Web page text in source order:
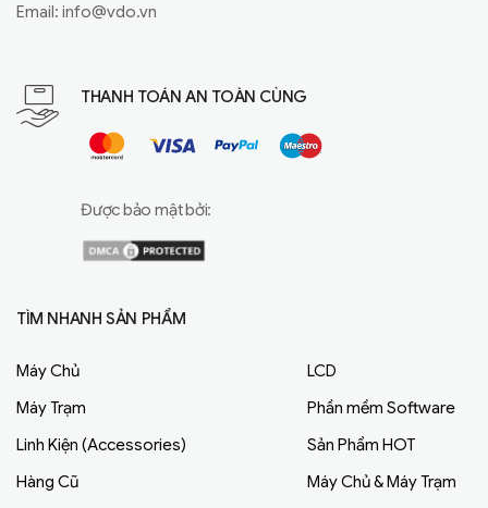
Email: info@vdo.vn
THANH TOÁN AN TOÀN CÙNG
Được bảo mật bởi:
TÌM NHANH SẢN PHẨM
Máy Chủ
Máy Trạm
Linh Kiện (Accessories)
Hàng Cũ
LCD
Phần mềm Software
Sản Phẩm HOT
Máy Chủ & Máy Trạm